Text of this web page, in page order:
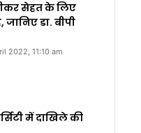
सेहत के लिए
डा. बीपी
2022, 11:10 am
में दाखिले की